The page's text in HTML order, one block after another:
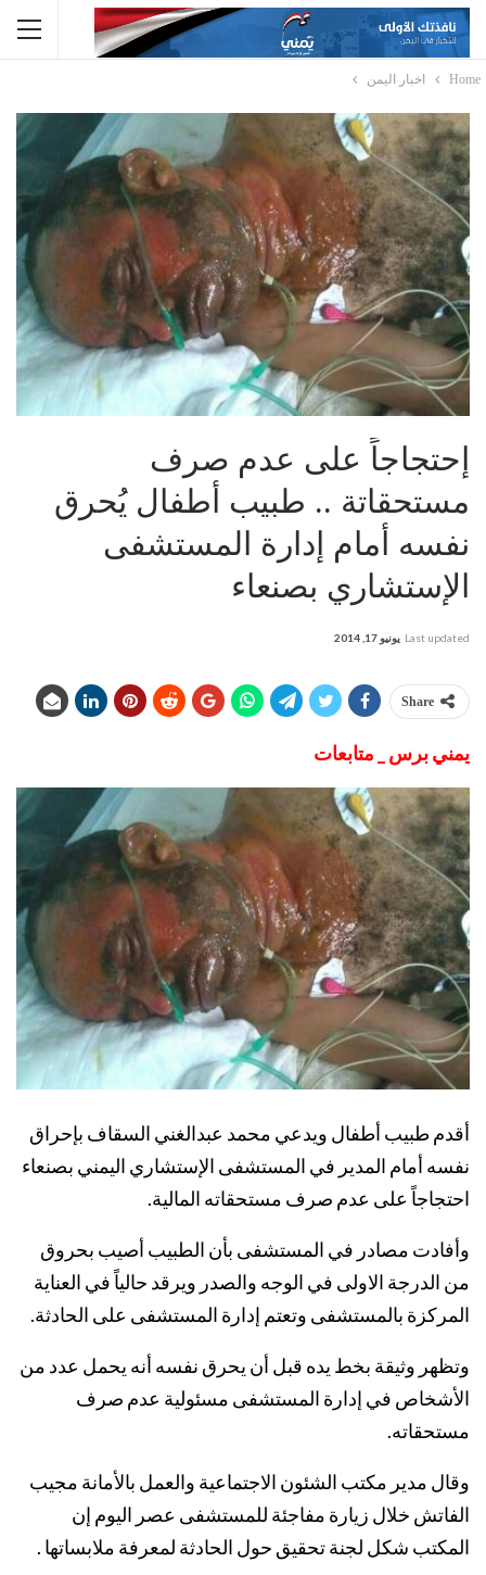
Home اخبار اليمن
إحتجاجاً على عدم صرف
مستحقاتة .. طبيب أطفال يُحرق
نفسه أمام إدارة المستشفى
الإستشاري بصنعاء
Last updated يونيو 17, 2014
Share
يمني برس _ متابعات
أقدم طبيب أطفال ويدعي محمد عبدالغني السقاف بإحراق
نفسه أمام المدير في المستشفى الإستشاري اليمني بصنعاء
احتجاجاً على عدم صرف مستحقاته المالية.
وأفادت مصادر في المستشفى بأن الطبيب أصيب بحروق
من الدرجة الاولى في الوجه والصدر ويرقد حالياً في العناية
المركزة بالمستشفى وتعتم إدارة المستشفى على الحادثة.
وتظهر وثيقة بخط يده قبل أن يحرق نفسه أنه يحمل عدد من
الأشخاص في إدارة المستشفى مسئولية عدم صرف
مستحقاته.
وقال مدير مكتب الشئون الاجتماعية والعمل بالأمانة مجيب
الفاتش خلال زيارة مفاجئة للمستشفى عصر اليوم إن
المكتب شكل لجنة تحقيق حول الحادثة لمعرفة ملابساتها .